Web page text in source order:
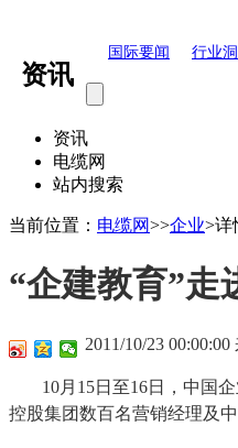
资讯
国际要闻 行业
资讯
电缆网
站内搜索
当前位置： 电缆网>>企业>详
“企建教育”走
2011/10/23 00:00:00
10月15日至16日，中国
控股集团数百名营销经理及